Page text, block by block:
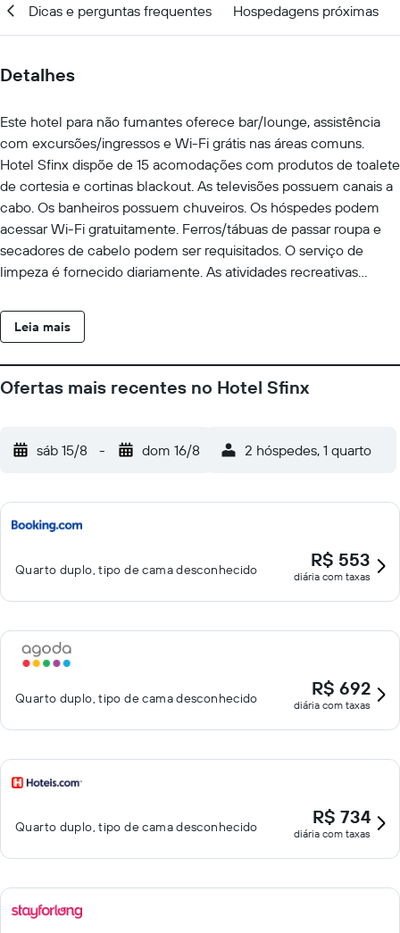
Dicas e perguntas frequentes Hospedagens próximas
Detalhes
Este hotel para não fumantes oferece bar/lounge, assistência
com excursões/ingressos e Wi-Fi grátis nas áreas comuns.
Hotel Sfinx dispõe de 15 acomodações com produtos de toalete
de cortesia e cortinas blackout. As televisões possuem canais a
cabo. Os banheiros possuem chuveiros. Os hóspedes podem
acessar Wi-Fi gratuitamente. Ferros/tábuas de passar roupa e
secadores de cabelo podem ser requisitados. O serviço de
limpeza é fornecido diariamente. As atividades recreativas
poderá haver cobrança de taxa.
Leia mais
Ofertas mais recentes no Hotel Sfinx
sáb 15/8 - dom 16/8 2 hóspedes, 1 quarto
Quarto duplo, tipo de cama desconhecido R$ 553
diária com taxas
Quarto duplo, tipo de cama desconhecido R$ 692
diária com taxas
Quarto duplo, tipo de cama desconhecido R$ 734
diária com taxas